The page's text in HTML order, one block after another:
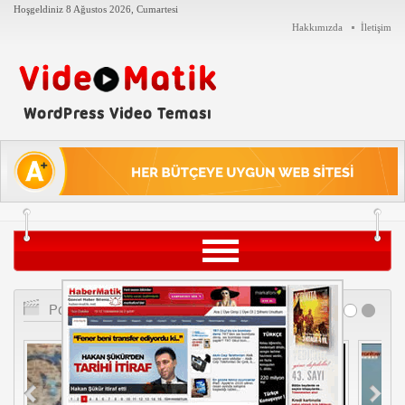
Hoşgeldiniz 8 Ağustos 2026, Cumartesi
Hakkımızda
İletişim
Siyaset
Teknoloji
Tarih
Popüler Videolar